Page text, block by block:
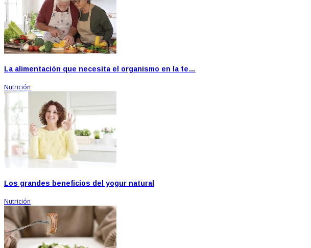
La alimentación que necesita el organismo en la te…
Nutrición
Los grandes beneficios del yogur natural
Nutrición